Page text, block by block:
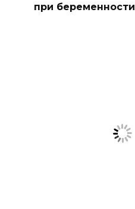
при беременности